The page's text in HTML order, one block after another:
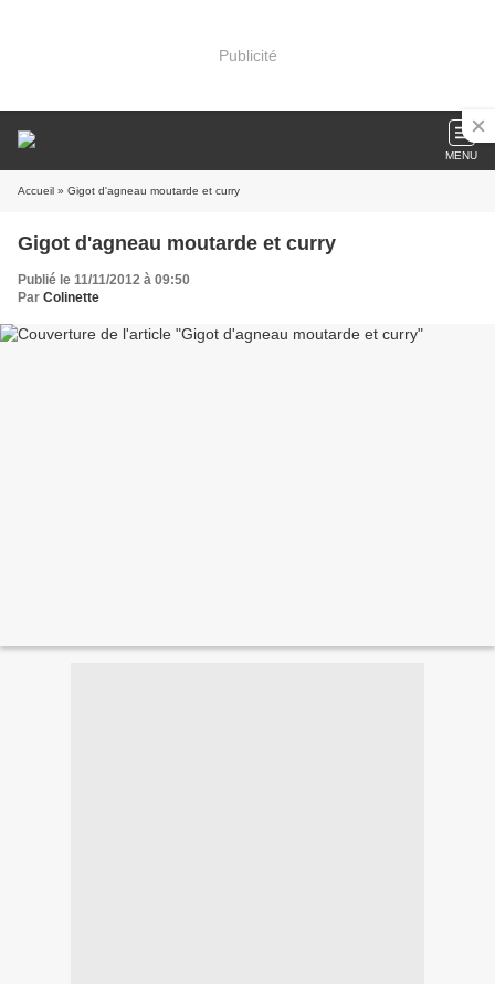
Publicité
MENU
Accueil » Gigot d'agneau moutarde et curry
Gigot d'agneau moutarde et curry
Publié le 11/11/2012 à 09:50
Par Colinette